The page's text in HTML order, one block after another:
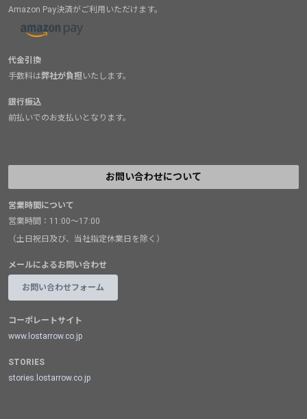
Amazon Pay決済がご利用いただけます。
代金引換
手数料は弊社が負担 いたします。
銀行振込
前払いでのお支払いとなります。
お問い合わせについて
営業時間について
営業時間：11:00～17:00
（土日祝日及び、当社指定休業日を除く）
メールによるお問い合わせ
お問い合わせフォーム
コーポレートサイト
www.lostarrow.co.jp
STORIES
stories.lostarrow.co.jp